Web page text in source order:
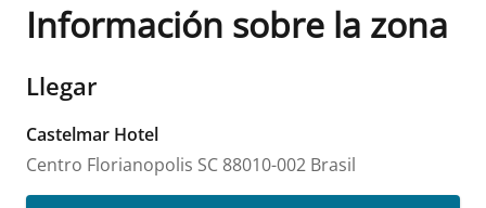
Información sobre la zona
Llegar
Castelmar Hotel
Centro Florianopolis SC 88010-002 Brasil